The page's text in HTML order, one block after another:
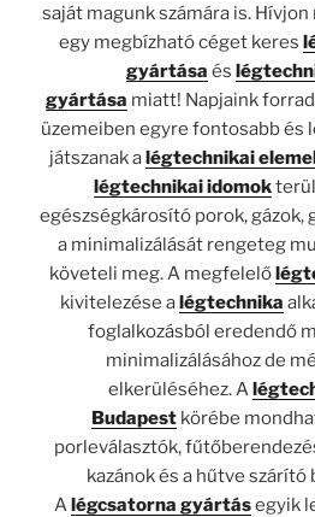
saját magunk számára is.
egy megbízható céget keres
gyártása és
gyártása miatt! Napjaink
üzemeiben egyre fontosabb és
játszanak alégtechnikai
légtechnikai idomok
egészségkárosító porok, gázok,
a minimalizálását rengeteg
követeli meg. A megfelelő
kivitelezése alégtechnika
foglalkozásból eredendő
minimalizálásához de
elkerüléséhez. A
Budapest körébe
porleválasztók,
kazánok és a hűtve szárító
Alégcsatorna gyártásegyik